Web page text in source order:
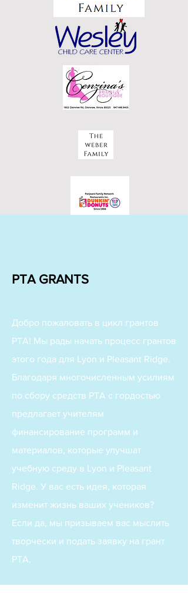
PTA GRANTS
Добро пожаловать в цикл грантов
PTA! Мы рады начать процесс грантов
этого года для Lyon и Pleasant Ridge.
Благодаря многочисленным усилиям
по сбору средств PTA с гордостью
предлагает учителям
финансирование программ и
материалов, которые улучшат
учебную среду в Lyon и Pleasant
Ridge. У вас есть идея, которая
изменит жизнь ваших учеников?
Если да, мы призываем вас мыслить
творчески и подать заявку на грант
PTA.